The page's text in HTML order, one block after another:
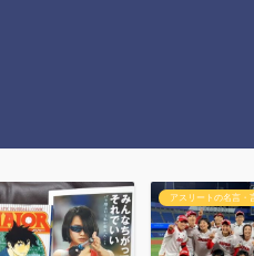
葉の力 日常・雑談